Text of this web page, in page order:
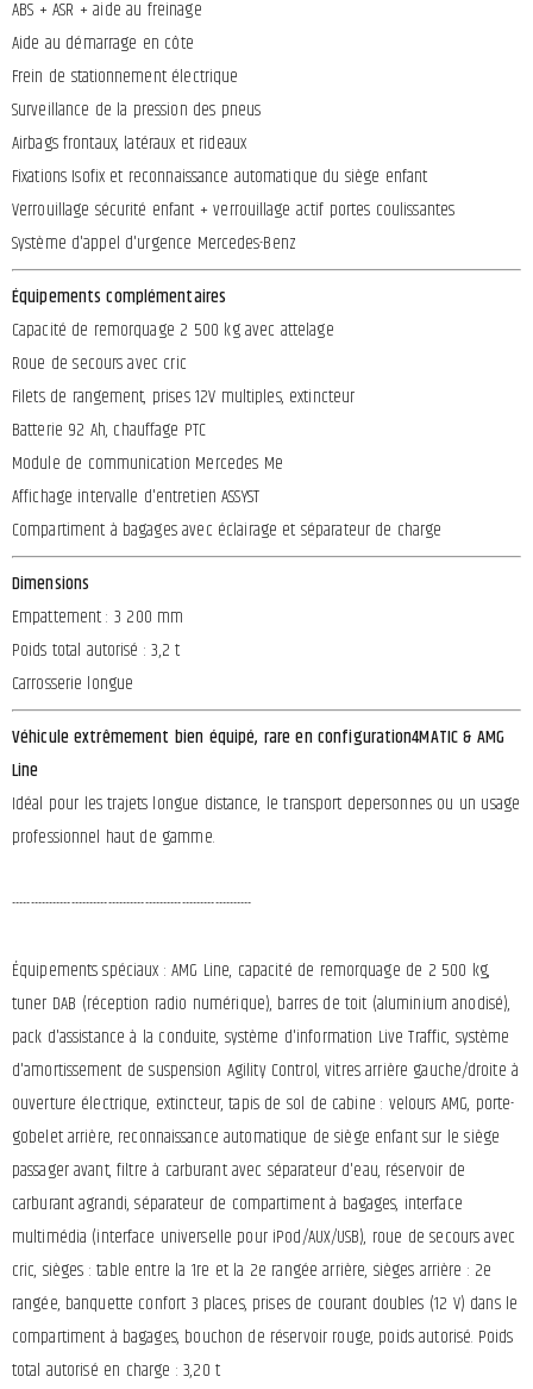
ABS + ASR + aide au freinage
Aide au démarrage en côte
Frein de stationnement électrique
Surveillance de la pression des pneus
Airbags frontaux, latéraux et rideaux
Fixations Isofix et reconnaissance automatique du siège enfant
Verrouillage sécurité enfant + verrouillage actif portes coulissantes
Système d'appel d'urgence Mercedes-Benz
Équipements complémentaires
Capacité de remorquage 2 500 kg avec attelage
Roue de secours avec cric
Filets de rangement, prises 12V multiples, extincteur
Batterie 92 Ah, chauffage PTC
Module de communication Mercedes Me
Affichage intervalle d'entretien ASSYST
Compartiment à bagages avec éclairage et séparateur de charge
Dimensions
Empattement : 3 200 mm
Poids total autorisé : 3,2 t
Carrosserie longue
Véhicule extrêmement bien équipé, rare en configuration4MATIC & AMG
Line
Idéal pour les trajets longue distance, le transport depersonnes ou un usage
professionnel haut de gamme.
-----------------------------------------------------------------
Équipements spéciaux : AMG Line, capacité de remorquage de 2 500 kg,
tuner DAB (réception radio numérique), barres de toit (aluminium anodisé),
pack d'assistance à la conduite, système d'information Live Traffic, système
d'amortissement de suspension Agility Control, vitres arrière gauche/droite à
ouverture électrique, extincteur, tapis de sol de cabine : velours AMG, porte-
gobelet arrière, reconnaissance automatique de siège enfant sur le siège
passager avant, filtre à carburant avec séparateur d'eau, réservoir de
carburant agrandi, séparateur de compartiment à bagages, interface
multimédia (interface universelle pour iPod/AUX/USB), roue de secours avec
cric, sièges : table entre la 1re et la 2e rangée arrière, sièges arrière : 2e
rangée, banquette confort 3 places, prises de courant doubles (12 V) dans le
compartiment à bagages, bouchon de réservoir rouge, poids autorisé. Poids
total autorisé en charge : 3,20 t